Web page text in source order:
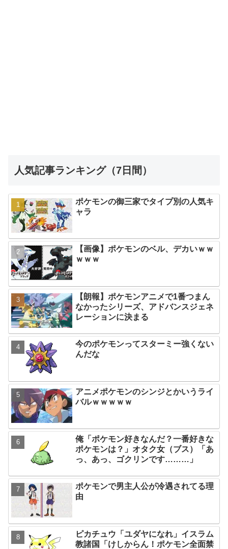
人気記事ランキング（7日間）
ポケモンの御三家でタイプ別の人気キ
ャラ
【画像】ポケモンのベル、デカいｗｗ
ｗｗｗ
【朗報】ポケモンアニメで1番つまん
なかったシリーズ、アドバンスジェネ
レーションに決まる
今のポケモンってスターミー強くない
んだな
アニメポケモンのシンジとかいうライ
バルｗｗｗｗｗ
俺「ポケモン好きなんだ？一番好きな
ポケモンは？」オタク女（ブス）「あ
っ、あっ、ゴクリンです………」
ポケモンで男主人公が冷遇されてる理
由
ピカチュウ「ユダヤになれ」イスラム
教諸国「けしからん！ポケモン全面禁